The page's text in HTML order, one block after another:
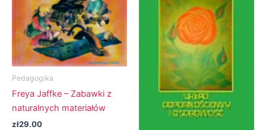
Pedagogika
Freya Jaffke – Zabawki z
naturalnych materiałów
zł29.00